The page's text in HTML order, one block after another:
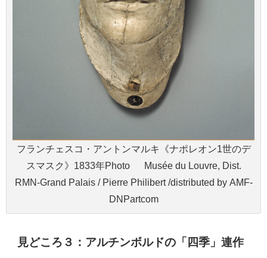
フランチェスコ・アントンマルキ《ナポレオン1世のデ
スマスク》1833年Photo © Musée du Louvre, Dist.
RMN-Grand Palais / Pierre Philibert /distributed by AMF-
DNPartcom
見どころ３：アルチンボルドの「四季」連作